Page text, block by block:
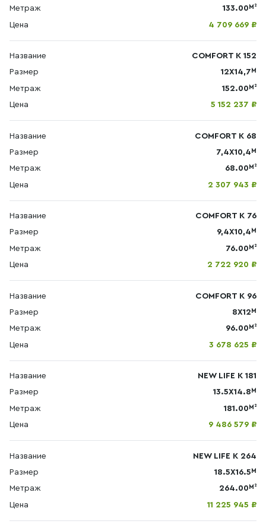
Метраж 133.00М²
Цена 4 709 669 ₽
Название
COMFORT К 152
Размер
12X14,7 М
Метраж 152.00М²
Цена 5 152 237 ₽
Название
COMFORT К 68
Размер
7,4X10,4М
Метраж 68.00М²
Цена 2 307 943 ₽
Название
COMFORT К 76
Размер
9,4X10,4 М
Метраж 76.00М²
Цена 2 722 920 ₽
Название
COMFORT К 96
Размер
8X12М
Метраж 96.00М²
Цена 3 678 625 ₽
Название
NEW LIFE К 181
Размер
13.5X14.8 М
Метраж 181.00М²
Цена 9 486 579 ₽
Название
NEW LIFE К 264
Размер
18.5X16.5М
Метраж 264.00М²
Цена 11 225 945 ₽